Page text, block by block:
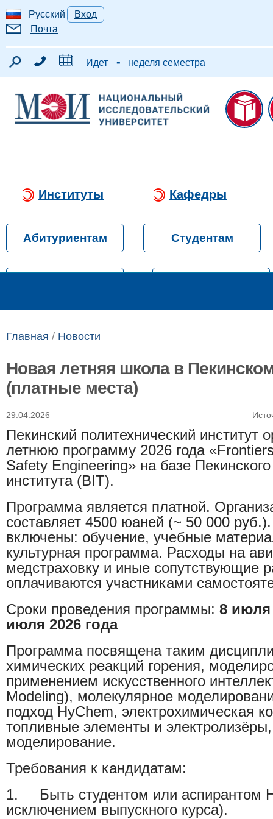
Русский
Вход
Почта
Идет - неделя семестра
Институты Кафедры
Абитуриентам Студентам
Главная / Новости
Новая летняя школа в
(платные места)
29.04.2026
Пекинский политехнический институт
летнюю программу 2026 года
Safety Engineering» на базе Пекинского
института (BIT).
Программа является платной.
составляет 4500 юаней (~ 50 000
включены: обучение, учебные
культурная программа. Расходы на
медстраховку и иные сопутствующие
оплачиваются участниками
Сроки проведения программы: 8 июля
июля 2026 года
Программа посвящена таким
химических реакций горения,
применением искусственного
Modeling), молекулярное
подход HyChem, электрохимическая
топливные элементы и
моделирование.
Требования к кандидатам:
1. Быть студентом или аспирантом
исключением выпускного курса).